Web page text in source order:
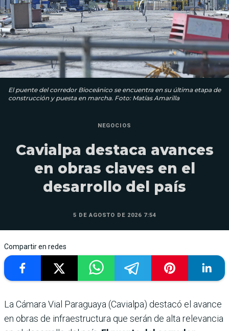
El puente del corredor Bioceánico se encuentra en su última etapa de
construcción y puesta en marcha. Foto: Matías Amarilla
NEGOCIOS
Cavialpa destaca avances
en obras claves en el
desarrollo del país
5 DE AGOSTO DE 2026 7:54
Compartir en redes
La Cámara Vial Paraguaya (Cavialpa) destacó el avance
en obras de infraestructura que serán de alta relevancia